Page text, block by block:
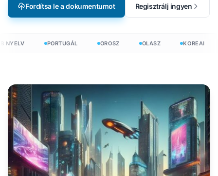
Fordítsa le a dokumentumot Regisztrálj ingyen
NYELV PORTUGÁL OROSZ OLASZ KOREAI